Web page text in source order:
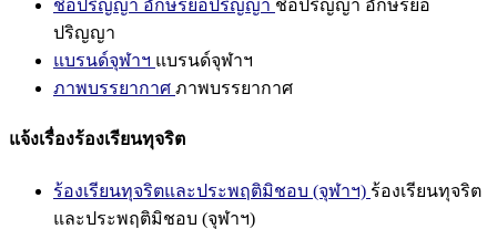
ชื่อปริญญา อักษรย่อปริญญา ชื่อปริญญา อักษรย่อ
ปริญญา
แบรนด์จุฬาฯ แบรนด์จุฬาฯ
ภาพบรรยากาศ ภาพบรรยากาศ
แจ้งเรื่องร้องเรียนทุจริต
ร้องเรียนทุจริตและประพฤติมิชอบ (จุฬาฯ) ร้องเรียนทุจริต
และประพฤติมิชอบ (จุฬาฯ)